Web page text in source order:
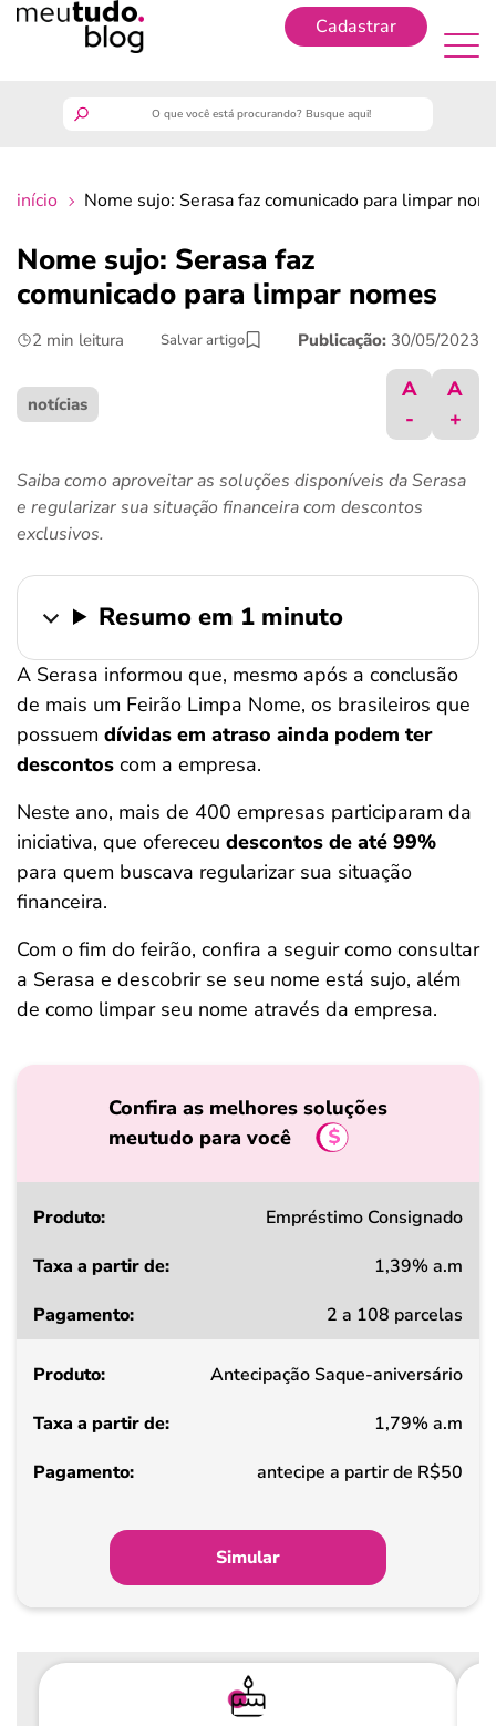
Cadastrar
finanças
benefícios
crédito fácil
ferramentas
início Nome sujo: Serasa faz comunicado para limpar
Nome sujo: Serasa faz
comunicado para limpar nomes
2 min leitura Salvar artigo Publicação: 30/05/2023
notícias
A
-
A
+
Saiba como aproveitar as soluções disponíveis da Serasa
e regularizar sua situação financeira com descontos
exclusivos.
Resumo em 1 minuto
A Serasa informou que, mesmo após a conclusão
de mais um Feirão Limpa Nome, os brasileiros que
possuem dívidas em atraso ainda podem ter
descontos com a empresa.
Neste ano, mais de 400 empresas participaram da
iniciativa, que ofereceu descontos de até 99%
para quem buscava regularizar sua situação
financeira.
Com o fim do feirão, confira a seguir como consultar
a Serasa e descobrir se seu nome está sujo, além
de como limpar seu nome através da empresa.
Confira as melhores soluções
meutudo para você
Produto
a
de
Pagamento
Empréstimo Consignado
1,39% a.m
2 a 108 parcelas
Antecipação Saque-aniversário
1,79% a.m
antecipe a partir de R$50
Simular